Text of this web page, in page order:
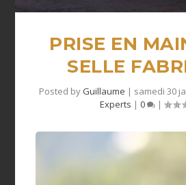
PRISE EN
SELLE
Posted by Guillaume | samedi 30
Experts | 0 |